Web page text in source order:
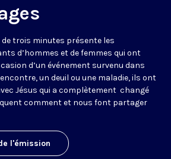
trois minutes présente les
d’hommes et de femmes qui ont
d’un événement survenu dans
un deuil ou une maladie, ils ont
Jésus qui a complètement changé
comment et nous font partager
l'émission